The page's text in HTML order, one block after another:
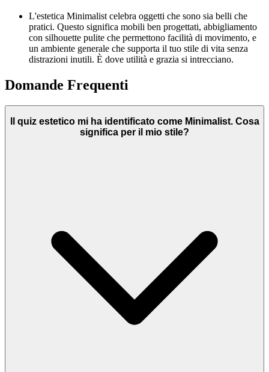
L'estetica Minimalist celebra oggetti che sono sia belli che
pratici. Questo significa mobili ben progettati, abbigliamento
con silhouette pulite che permettono facilità di movimento, e
un ambiente generale che supporta il tuo stile di vita senza
distrazioni inutili. È dove utilità e grazia si intrecciano.
Domande Frequenti
Il quiz estetico mi ha identificato come Minimalist. Cosa
significa per il mio stile?